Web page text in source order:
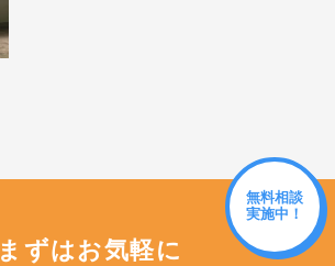
無料相談
実施中！
まずはお気軽に